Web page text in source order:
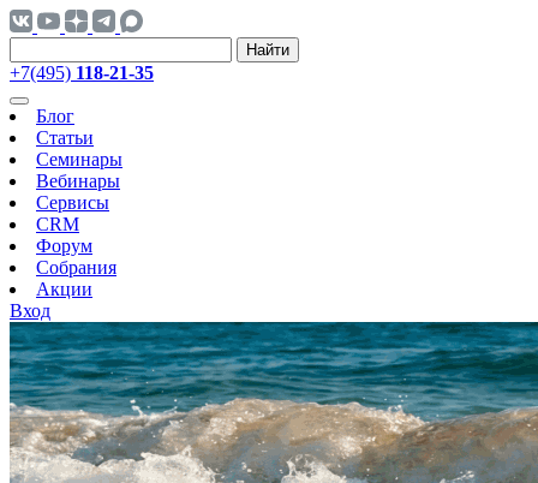
Найти
+7(495) 118-21-35
Блог
Статьи
Семинары
Вебинары
Сервисы
CRM
Форум
Собрания
Акции
Вход